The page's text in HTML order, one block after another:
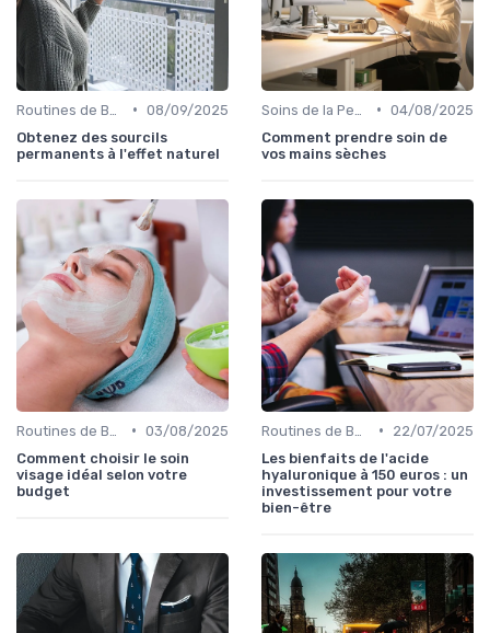
• 08/09/2025
Obtenez des sourcils
permanents à l'effet naturel
• 04/08/2025
Comment prendre soin de
vos mains sèches
• 03/08/2025
Comment choisir le soin
visage idéal selon votre
budget
•
22/07/2025
Les bienfaits de l'acide
hyaluronique à 150 euros : un
investissement pour votre
bien-être